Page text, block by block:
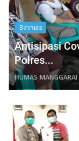
Binmas
Antisipasi
Polres...
HUMAS MANGGARAI